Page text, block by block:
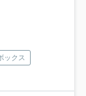
ックス